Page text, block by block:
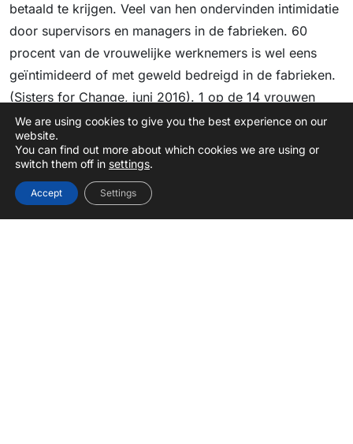
betaald te krijgen. Veel van hen ondervinden intimidatie
door supervisors en managers in de fabrieken. 60
procent van de vrouwelijke werknemers is wel eens
geïntimideerd of met geweld bedreigd in de fabrieken.
(Sisters for Change, juni 2016). 1 op de 14 vrouwen
heeft te maken gehad met fysiek geweld en 1 op de 7
vrouwen is gedwongen tot seks op de werkvloer.
We are using cookies to give you the best experience on our
website.
You can find out more about which cookies we are using or
switch them off in settings.
Accept Settings